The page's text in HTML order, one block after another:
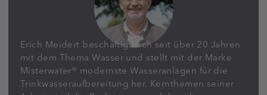
Erich Meidert beschäftigt sich seit über 20 Jahren
mit dem Thema Wasser und stellt mit der Marke
Misterwater® modernste Wasseranlagen für die
Trinkwasseraufbereitung her. Kernthemen seiner